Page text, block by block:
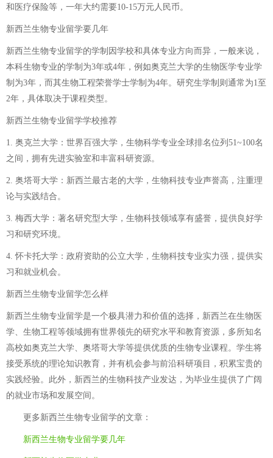
和医疗保险等，一年大约需要10-15万元人民币。
新西兰生物专业留学要几年
新西兰生物专业留学的学制因学校和具体专业方向而异，一般来说，
本科生物专业的学制为3年或4年，例如奥克兰大学的生物医学专业学
制为3年，而其生物工程荣誉学士学制为4年。研究生学制则通常为1至
2年，具体取决于课程类型。
新西兰生物专业留学学校推荐
1. 奥克兰大学：世界百强大学，生物科学专业全球排名位列51~100名
之间，拥有先进实验室和丰富科研资源。
2. 奥塔哥大学：新西兰最古老的大学，生物科技专业声誉高，注重理
论与实践结合。
3. 梅西大学：著名研究型大学，生物科技领域享有盛誉，提供良好学
习和研究环境。
4. 怀卡托大学：政府资助的公立大学，生物科技专业实力强，提供实
习和就业机会。
新西兰生物专业留学怎么样
新西兰生物专业留学是一个极具潜力和价值的选择，新西兰在生物医
学、生物工程等领域拥有世界领先的研究水平和教育资源，多所知名
高校如奥克兰大学、奥塔哥大学等提供优质的生物专业课程。学生将
接受系统的理论知识教育，并有机会参与前沿科研项目，积累宝贵的
实践经验。此外，新西兰的生物科技产业发达，为毕业生提供了广阔
的就业市场和发展空间。
更多新西兰生物专业留学的文章：
新西兰生物专业留学要几年